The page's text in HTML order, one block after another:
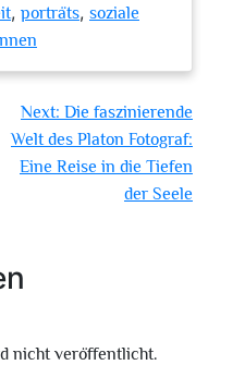
, porträts, soziale
Next: Die faszinierende
Welt des Platon Fotograf:
Eine Reise in die Tiefen
der Seele
nicht veröffentlicht.